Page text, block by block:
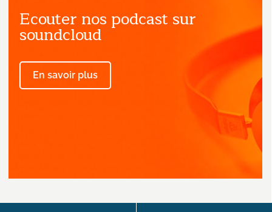
J'accepte de recevoir des emails
provenant de l'Œuvre d'Orient.
Ecouter nos podcast sur
soundcloud
En savoir plus